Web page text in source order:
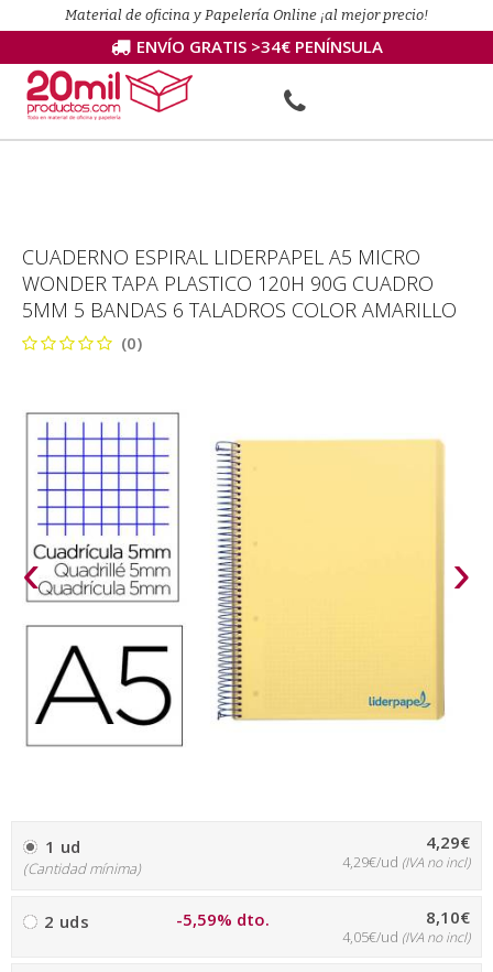
Material de oficina y Papelería Online ¡al mejor precio!
ENVÍO GRATIS >34€ PENÍNSULA
CUADERNO ESPIRAL LIDERPAPEL A5 MICRO
WONDER TAPA PLASTICO 120H 90G CUADRO
5MM 5 BANDAS 6 TALADROS COLOR AMARILLO
(0)
‹ ›
1 ud
(Cantidad mínima)
4,29€
4,29€/ud (IVA no incl)
2 uds -5,59% dto. 8,10€
4,05€/ud (IVA no incl)